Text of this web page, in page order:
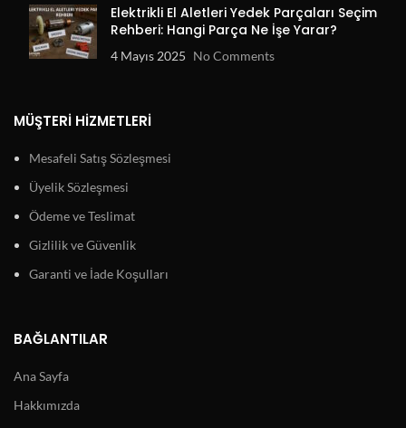
Elektrikli El Aletleri Yedek Parçaları Seçim
Rehberi: Hangi Parça Ne İşe Yarar?
4 Mayıs 2025 No Comments
MÜŞTERI HIZMETLERI
Mesafeli Satış Sözleşmesi
Üyelik Sözleşmesi
Ödeme ve Teslimat
Gizlilik ve Güvenlik
Garanti ve İade Koşulları
BAĞLANTILAR
Ana Sayfa
Hakkımızda